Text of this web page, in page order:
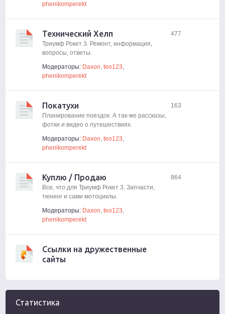
phenikomperekt
Технический Хелп
Триумф Рокет 3. Ремонт, информация,
вопросы, ответы.
Модераторы: Daxon,teo123,
phenikomperekt
477
Покатухи
Планирование поездок. А так-же рассказы,
фотки и видео о путешествиях.
Модераторы: Daxon,teo123,
phenikomperekt
163
Куплю / Продаю
Все, что для Триумф Рокет 3. Запчасти,
тюнинг и сами мотоциклы.
Модераторы: Daxon,teo123,
phenikomperekt
864
Ссылки на дружественные
сайты
Статистика